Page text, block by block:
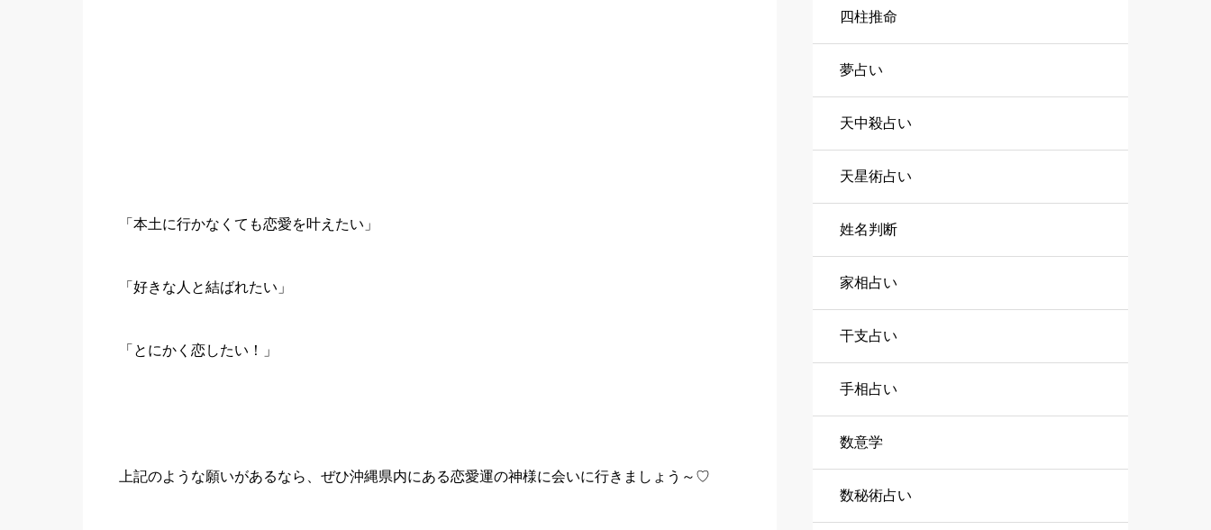
「本土に行かなくても恋愛を叶えたい」
「好きな人と結ばれたい」
「とにかく恋したい！」
上記のような願いがあるなら、ぜひ沖縄県内にある恋愛運の神様に会いに行きましょう～♡
四柱推命
夢占い
天中殺占い
天星術占い
姓名判断
家相占い
干支占い
手相占い
数意学
数秘術占い